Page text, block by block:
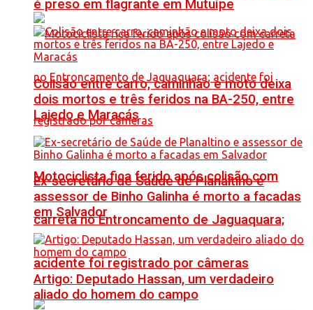
Motociclista fica ferido após colisão com
carreta no Entroncamento de Jaguaquara;
acidente foi registrado por câmeras
é preso em flagrante em Mutuípe
Colisão entre carro, caminhão e moto deixa
dois mortos e três feridos na BA-250, entre
Lajedo e Maracás
Ex-secretário de Saúde de Planaltino e
assessor de Binho Galinha é morto a facadas
em Salvador
Artigo: Deputado Hassan, um verdadeiro
aliado do homem do campo